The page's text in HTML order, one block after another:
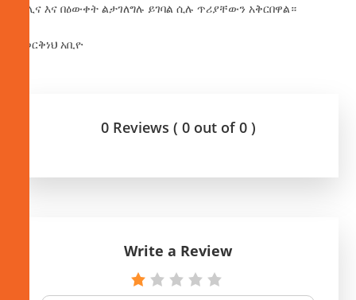
ሕሊና እና በዕውቀት ልታገለግሉ ይገባል ሲሉ ጥሪያቸውን አቅርበዋል።
በወርቅነህ አቢዮ
0 Reviews ( 0 out of 0 )
Write a Review